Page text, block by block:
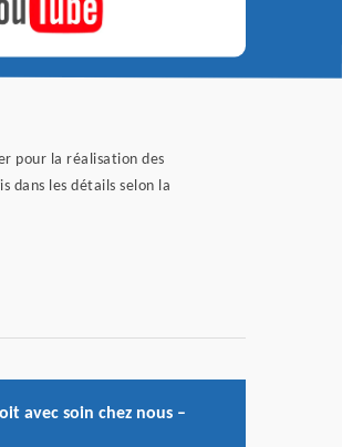
pour la réalisation des
dans les détails selon la
avec soin chez nous –